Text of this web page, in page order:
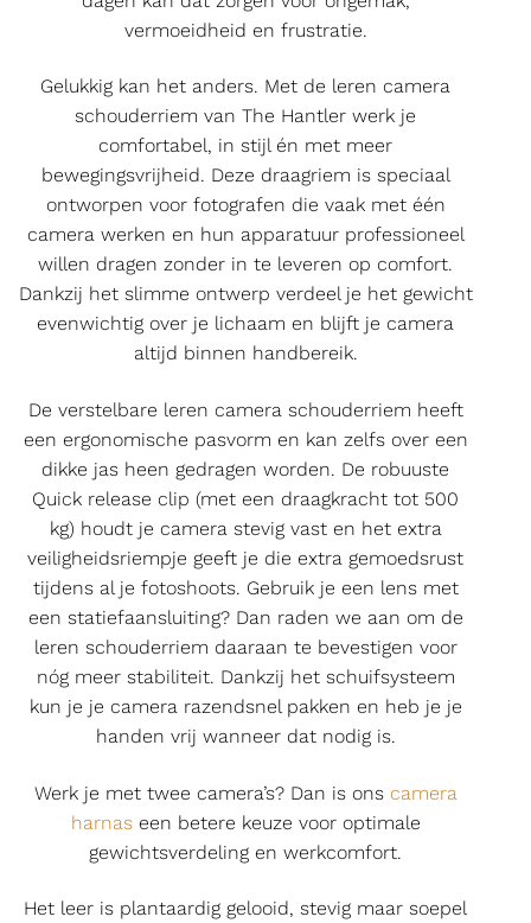
vermoeidheid en frustratie.
Gelukkig kan het anders. Met de leren camera
schouderriem van The Hantler werk je
comfortabel, in stijl én met meer
bewegingsvrijheid. Deze draagriem is speciaal
ontworpen voor fotografen die vaak met één
camera werken en hun apparatuur professioneel
willen dragen zonder in te leveren op comfort.
Dankzij het slimme ontwerp verdeel je het gewicht
evenwichtig over je lichaam en blijft je camera
altijd binnen handbereik.
De verstelbare leren camera schouderriem heeft
een ergonomische pasvorm en kan zelfs over een
dikke jas heen gedragen worden. De robuuste
Quick release clip (met een draagkracht tot 500
kg) houdt je camera stevig vast en het extra
veiligheidsriempje geeft je die extra gemoedsrust
tijdens al je fotoshoots. Gebruik je een lens met
een statiefaansluiting? Dan raden we aan om de
leren schouderriem daaraan te bevestigen voor
nóg meer stabiliteit. Dankzij het schuifsysteem
kun je je camera razendsnel pakken en heb je je
handen vrij wanneer dat nodig is.
Werk je met twee camera’s? Dan is ons camera
harnaseen betere keuze voor optimale
gewichtsverdeling en werkcomfort.
Het leer is plantaardig gelooid, stevig maar soepel